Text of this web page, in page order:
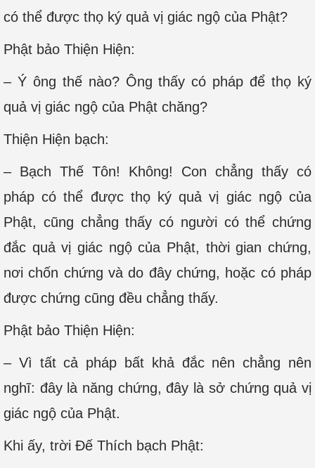
có thể được thọ ký quả vị giác ngộ của Phật?
Phật bảo Thiện Hiện:
– Ý ông thế nào? Ông thấy có pháp để thọ ký
quả vị giác ngộ của Phật chăng?
Thiện Hiện bạch:
– Bạch Thế Tôn! Không! Con chẳng thấy có
pháp có thể được thọ ký quả vị giác ngộ của
Phật, cũng chẳng thấy có người có thể chứng
đắc quả vị giác ngộ của Phật, thời gian chứng,
nơi chốn chứng và do đây chứng, hoặc có pháp
được chứng cũng đều chẳng thấy.
Phật bảo Thiện Hiện:
– Vì tất cả pháp bất khả đắc nên chẳng nên
nghĩ: đây là năng chứng, đây là sở chứng quả vị
giác ngộ của Phật.
Khi ấy, trời Ðế Thích bạch Phật: